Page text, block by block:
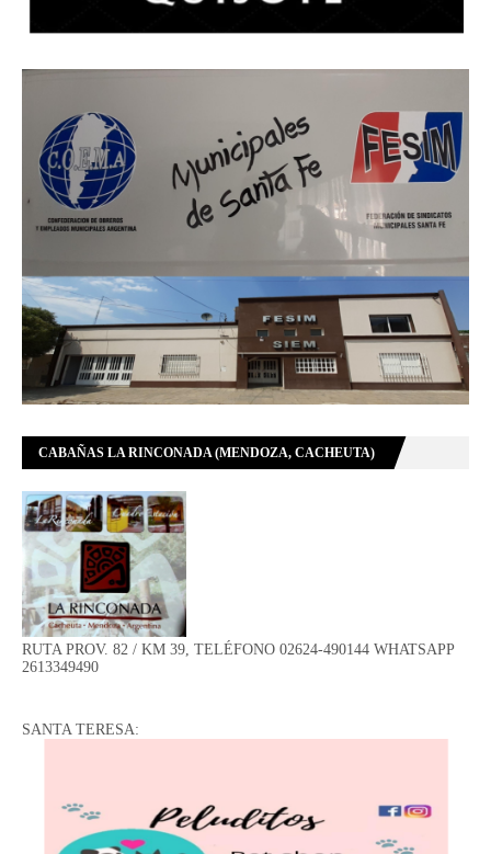
CABAÑAS LA RINCONADA (MENDOZA, CACHEUTA)
RUTA PROV. 82 / KM 39, TELÉFONO 02624-490144 WHATSAPP
2613349490
SANTA TERESA: